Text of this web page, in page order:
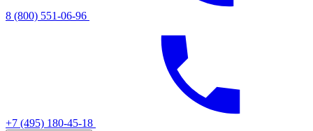
8 (800) 551-06-96
+7 (495) 180-45-18